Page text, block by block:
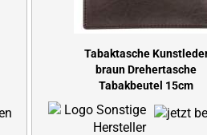
Tabaktasche
braun Drehertasche
Tabakbeutel 15cm